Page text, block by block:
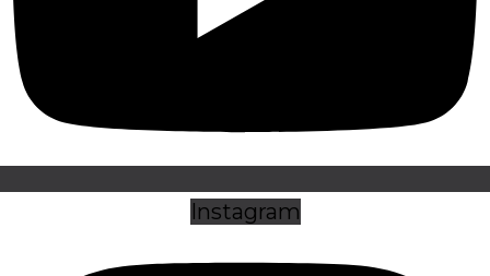
Instagram